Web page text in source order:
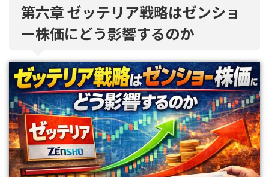
第六章 ゼッテリア戦略はゼンショ
ー株価にどう影響するのか